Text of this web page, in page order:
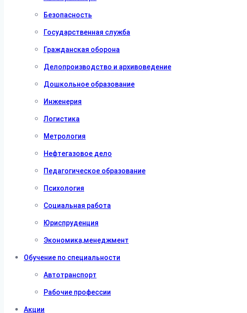
Безопасность
Государственная служба
Гражданская оборона
Делопроизводство и архивоведение
Дошкольное образование
Инженерия
Логистика
Метрология
Нефтегазовое дело
Педагогическое образование
Психология
Социальная работа
Юриспруденция
Экономика,менеджмент
Обучение по специальности
Автотранспорт
Рабочие профессии
Акции